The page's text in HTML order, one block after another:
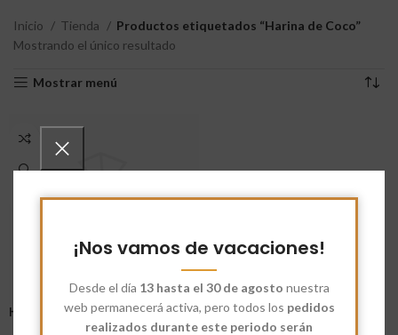
¡Nos vamos de vacaciones!
Desde el día 13 hasta el 30 de agosto nuestra
web permanecerá activa, pero todos los pedidos
realizados durante este periodo serán
Inicio Tienda
Productos etiquetados “Harina de Coco”
Mostrando el único resultado
Mostrar menú
Harina Ecológica de Coco